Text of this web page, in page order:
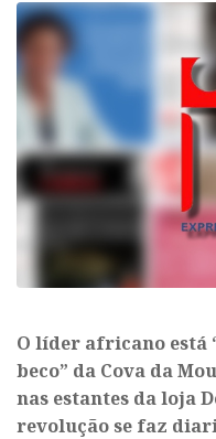
O líder africano está
beco” da Cova da
nas estantes da loja
revolução se faz